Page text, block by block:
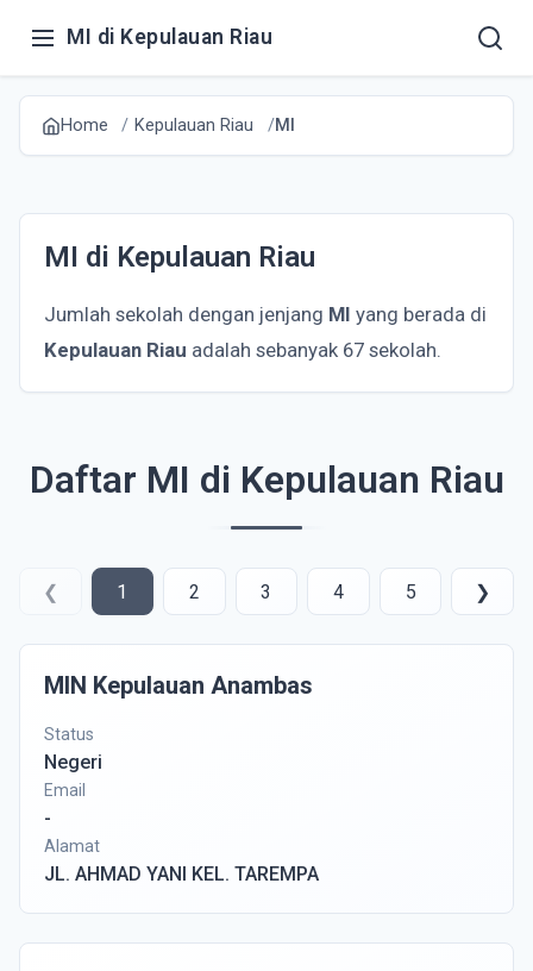
MI di Kepulauan Riau
Home Kepulauan Riau MI
MI di Kepulauan Riau
Jumlah sekolah dengan jenjang MI yang berada di
Kepulauan Riau adalah sebanyak 67 sekolah.
Daftar MI di Kepulauan Riau
❮ 1 2 3 4 5 ❯
MIN Kepulauan Anambas
Status
Negeri
Email
-
Alamat
JL. AHMAD YANI KEL. TAREMPA